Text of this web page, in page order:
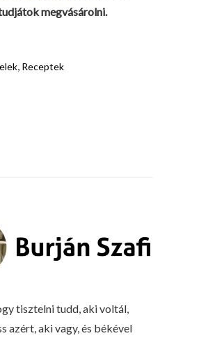
megvásárolni.
, Receptek
tisztelni tudd, aki voltál,
azért, aki vagy, és békével